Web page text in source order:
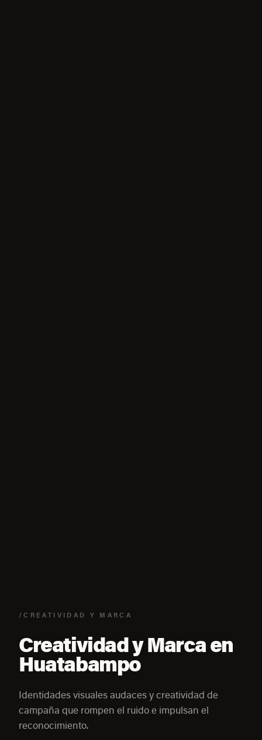
/CREATIVIDAD Y MARCA
Creatividad y Marca en
Huatabampo
Identidades visuales audaces y creatividad de
campaña que rompen el ruido e impulsan el
reconocimiento.